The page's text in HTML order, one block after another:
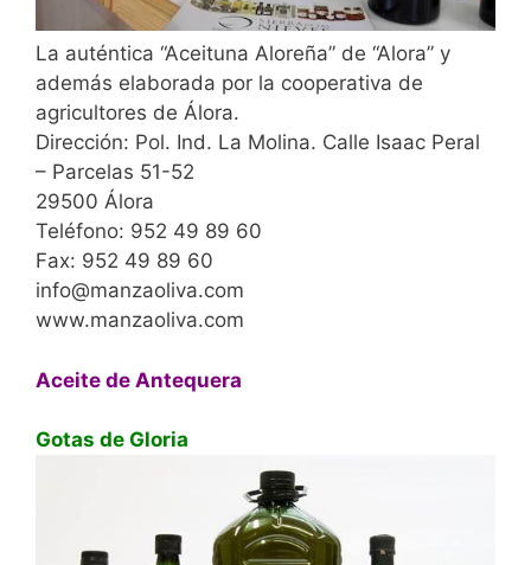
La auténtica “Aceituna Aloreña” de “Alora” y
además elaborada por la cooperativa de
agricultores de Álora.
Dirección: Pol. Ind. La Molina. Calle Isaac Peral
– Parcelas 51-52
29500 Álora
Teléfono: 952 49 89 60
Fax: 952 49 89 60
info@manzaoliva.com
www.manzaoliva.com
Aceite de Antequera
Gotas de Gloria